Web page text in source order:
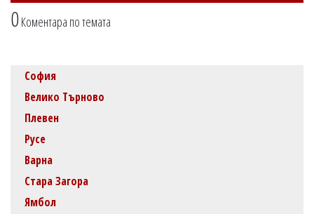
0Коментара по темата
София
Велико Търново
Плевен
Русе
Варна
Стара Загора
Ямбол